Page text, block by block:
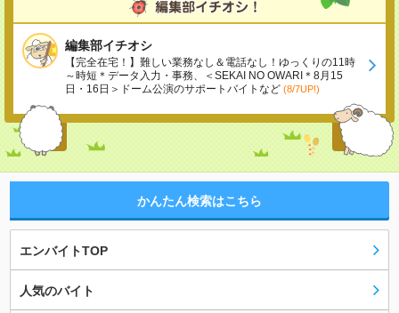
編集部イチオシ
【完全在宅！】難しい業務なし＆電話なし！ゆっくりの11時
～時短＊データ入力・事務、＜SEKAI NO OWARI＊8月15
日・16日＞ドーム公演のサポートバイトなど (8/7UP!)
かんたん検索はこちら
エンバイトTOP
人気のバイト